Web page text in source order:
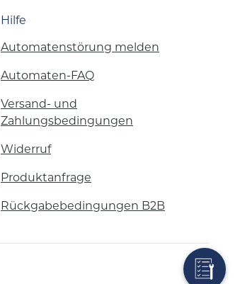
Hilfe
Automatenstörung melden
Automaten-FAQ
Versand- und
Zahlungsbedingungen
Widerruf
Produktanfrage
Rückgabebedingungen B2B